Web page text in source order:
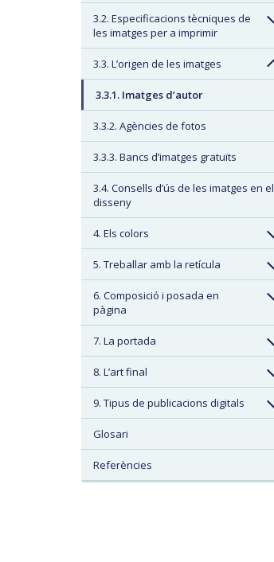
3.2. Especificacions tècniques de
les imatges per a imprimir
3.3. L’origen de les imatges
3.3.1. Imatges d’autor
3.3.2. Agències de fotos
3.3.3. Bancs d’imatges gratuïts
3.4. Consells d’ús de les imatges en el
disseny
4. Els colors
5. Treballar amb la retícula
6. Composició i posada en
pàgina
7. La portada
8. L’art final
9. Tipus de publicacions digitals
Glosari
Referències